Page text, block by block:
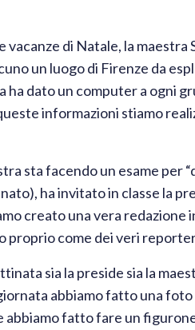
vacanze di Natale, la maestra
un luogo di Firenze da
ha dato un computer a ogni
informazioni stiamo
sta facendo un esame per
ha invitato in classe la
creato una vera
proprio come dei veri
sia la preside sia la
abbiamo fatto una foto
fatto fare un figurone